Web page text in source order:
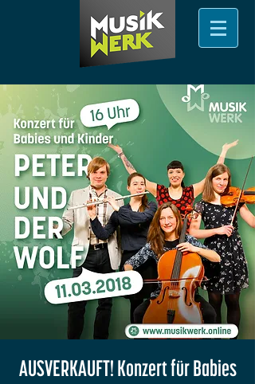
AUSVERKAUFT! Konzert für Babies